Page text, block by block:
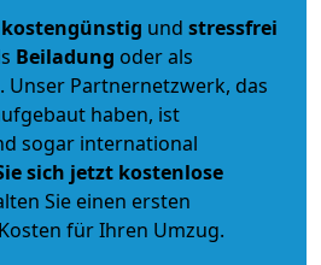
kostengünstig und stressfrei
Beiladung oder als
. Unser Partnernetzwerk, das
haben, ist
sogar international
sich jetzt kostenlose
Sie einen ersten
für Ihren Umzug.